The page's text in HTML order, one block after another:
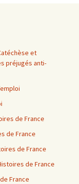
et
préjugés anti-
de France
de France
de France
de France
France